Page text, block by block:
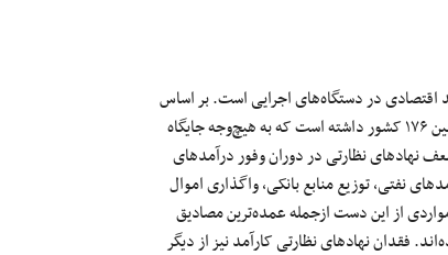
اقتصادی در دستگاه‌های اجرایی است.بر اساس
۱۷۶کشورداشته است کهبههیچ‌وجهجایگاه
نهادهای نظارتی در دوران وفور درآمدهای
نفتی، توزیع منابع بانکی، واگذاری اموال
ازایندستازجملهعمده‌ترینمصادیق
. فقدان نهادهای نظارتی کارآمد نیز از دیگر